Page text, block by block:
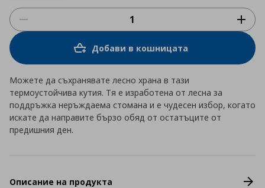
Добави в кошницата
Можете да съхранявате лесно храна в тази
термоустойчива кутия. Тя е изработена от лесна за
поддръжка неръждаема стомана и е чудесен избор, когато
искате да направите бързо обяд от остатъците от
предишния ден.
Описание на продукта